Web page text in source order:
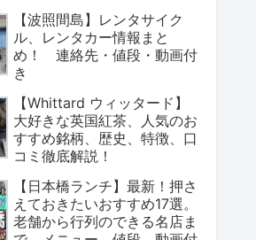
【波照間島】レンタサイク
ル、レンタカー情報まと
め！ 連絡先・値段・動画付
き
【Whittard ウィッタード】
大好きな英国紅茶、人気のお
すすめ銘柄、歴史、特徴、口
コミ徹底解説！
【日本橋ランチ】最新！押さ
えておきたいおすすめ17選。
老舗から行列のできる名店ま